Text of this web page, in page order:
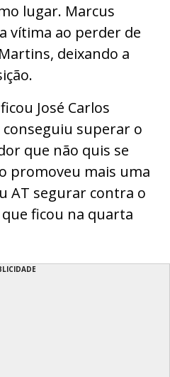
lugar. Marcus
vítima ao perder de
deixando a
José Carlos
conseguiu superar o
que não quis se
promoveu mais uma
AT segurar contra o
ficou na quarta